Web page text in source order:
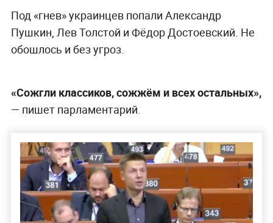
Под «гнев» украинцев попали Александр
Пушкин, Лев Толстой и Фёдор Достоевский. Не
обошлось и без угроз.
«Сожгли классиков, сожжём и всех остальных»,
— пишет парламентарий.